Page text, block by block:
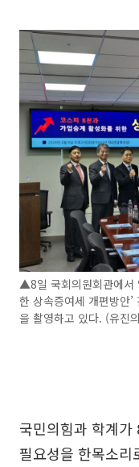
▲8일 국회의원회관에서
한 상속증여세 개편방안
을 촬영하고 있다. (유진
국민의힘과 학계가
필요성을 한목소